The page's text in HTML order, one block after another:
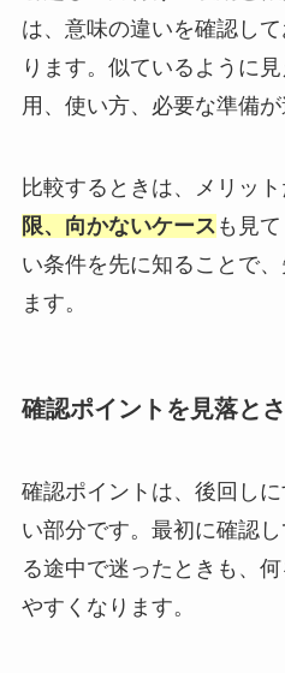
は、意味の違いを確認し
ります。似ているように
用、使い方、必要な準備が
比較するときは、メリット
限、向かないケース も見
い条件を先に知ることで
ます。
確認ポイントを見落と
確認ポイントは、後回し
い部分です。最初に確認
る途中で迷ったときも、
やすくなります。